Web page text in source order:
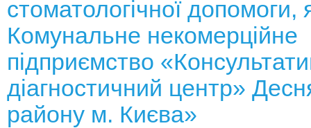
стоматологічної допомоги,
Комунальне некомерційне
підприємство
діагностичний центр»
району м. Києва»